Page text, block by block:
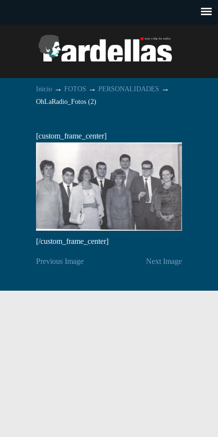
Inicio → FOTOS → PERSONALIDADES →
OhLaRadio_Fotos (2)
[custom_frame_center]
[/custom_frame_center]
Previous Image Next Image